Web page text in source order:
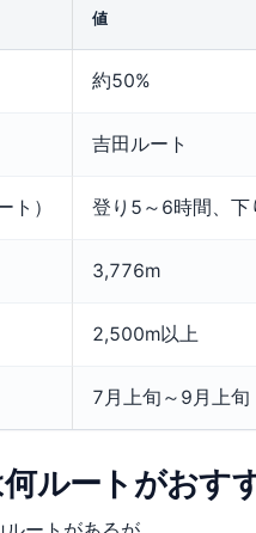
値
約50%
吉田ルート
ト） 登り5～6時間、
3,776m
2,500m以上
7月上旬～9月上旬
ルートがおす